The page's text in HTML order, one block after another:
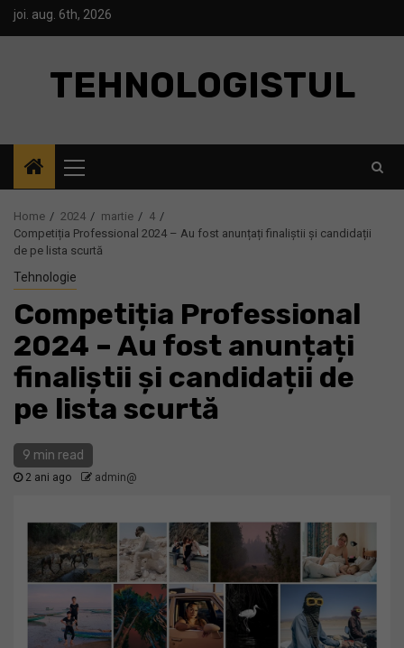
Skipjoi. aug. 6th, 2026
TEHNOLOGISTUL
Menu
Home 2024 martie
4
Competiția Professional 2024 – Au fost anunțați finaliștii și candidații
de pe lista scurtă
Tehnologie
Competiția Professional
2024 – Au fost anunțați
finaliștii și candidații de
pe lista scurtă
9 min read
2 ani ago admin@